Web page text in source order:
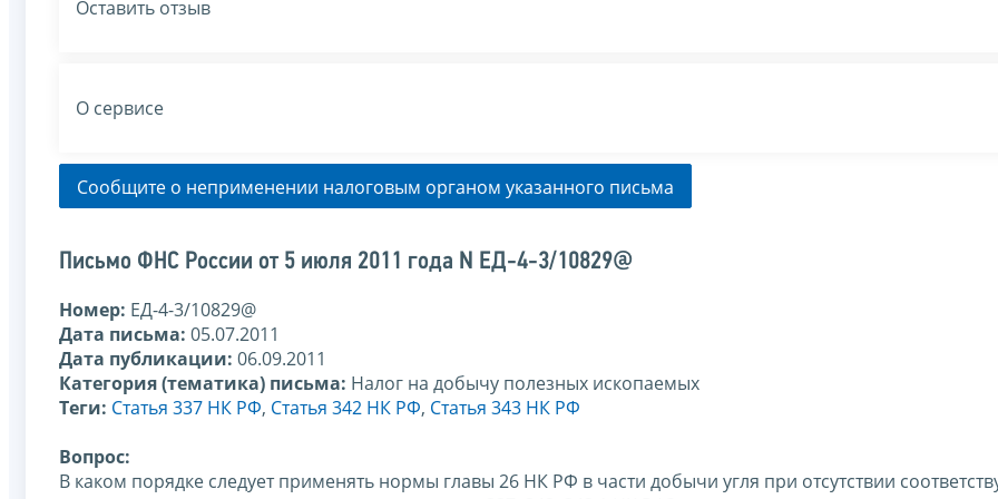
Оставить отзыв
О сервисе
Сообщите о неприменении налоговым органом указанного письма
Письмо ФНС России от 5 июля 2011 года N ЕД-4-3/10829@
Номер: ЕД-4-3/10829@
Дата письма: 05.07.2011
Дата публикации: 06.09.2011
Категория (тематика) письма: Налог на добычу полезных ископаемых
Теги: Статья 337 НК РФ, Статья 342 НК РФ, Статья 343 НК РФ
Вопрос:
В каком порядке следует применять нормы главы 26 НК РФ в части добычи угля при отсутствии